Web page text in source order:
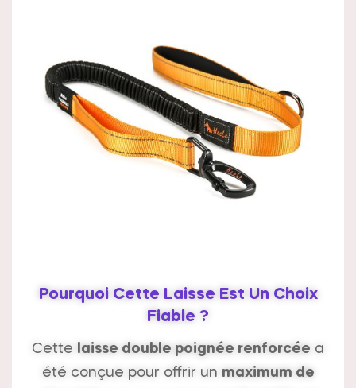
Pourquoi Cette Laisse Est Un Choix
Fiable ?
Cette laisse double poignée renforcée a
été conçue pour offrir un maximum de